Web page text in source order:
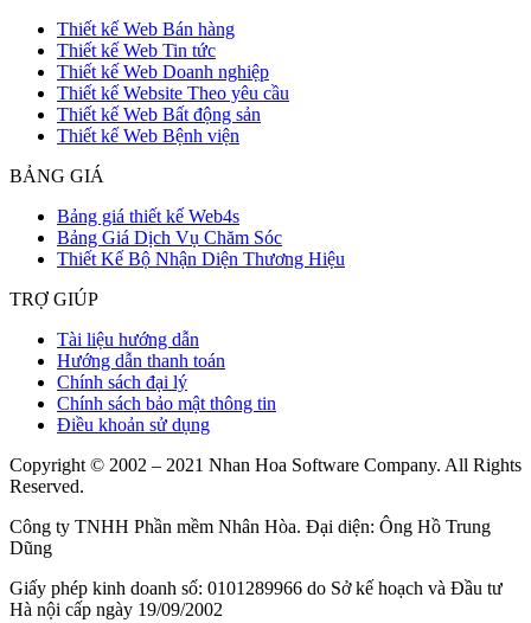
Thiết kế Web Bán hàng
Thiết kế Web Tin tức
Thiết kế Web Doanh nghiệp
Thiết kế Website Theo yêu cầu
Thiết kế Web Bất động sản
Thiết kế Web Bệnh viện
BẢNG GIÁ
Bảng giá thiết kế Web4s
Bảng Giá Dịch Vụ Chăm Sóc
Thiết Kế Bộ Nhận Diện Thương Hiệu
TRỢ GIÚP
Tài liệu hướng dẫn
Hướng dẫn thanh toán
Chính sách đại lý
Chính sách bảo mật thông tin
Điều khoản sử dụng
Copyright © 2002 – 2021 Nhan Hoa Software Company. All Rights
Reserved.
Công ty TNHH Phần mềm Nhân Hòa. Đại diện: Ông Hồ Trung
Dũng
Giấy phép kinh doanh số: 0101289966 do Sở kế hoạch và Đầu tư
Hà nội cấp ngày 19/09/2002